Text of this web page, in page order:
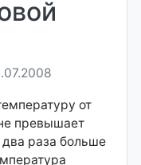
от
превышает
два раза больше